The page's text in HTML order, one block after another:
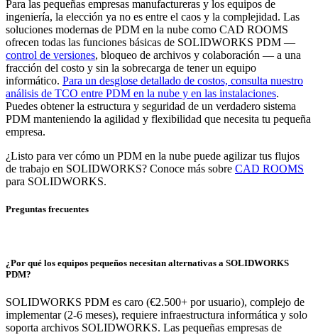
Para las pequeñas empresas manufactureras y los equipos de
ingeniería, la elección ya no es entre el caos y la complejidad. Las
soluciones modernas de PDM en la nube como CAD ROOMS
ofrecen todas las funciones básicas de SOLIDWORKS PDM —
control de versiones, bloqueo de archivos y colaboración — a una
fracción del costo y sin la sobrecarga de tener un equipo
informático. Para un desglose detallado de costos, consulta nuestro
análisis de TCO entre PDM en la nube y en las instalaciones.
Puedes obtener la estructura y seguridad de un verdadero sistema
PDM manteniendo la agilidad y flexibilidad que necesita tu pequeña
empresa.
¿Listo para ver cómo un PDM en la nube puede agilizar tus flujos
de trabajo en SOLIDWORKS? Conoce más sobre CAD ROOMS
para SOLIDWORKS.
Preguntas frecuentes
¿Por qué los equipos pequeños necesitan alternativas a SOLIDWORKS
PDM?
SOLIDWORKS PDM es caro (€2.500+ por usuario), complejo de
implementar (2-6 meses), requiere infraestructura informática y solo
soporta archivos SOLIDWORKS. Las pequeñas empresas de